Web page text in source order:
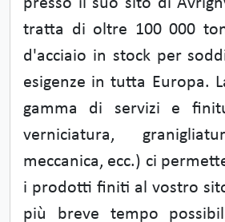
tratta di oltre 100 000
d'acciaio in stock per
esigenze in tutta Europa.
gamma di servizi e
verniciatura,
meccanica, ecc.) ci
i prodotti finiti al vostro
più breve tempo